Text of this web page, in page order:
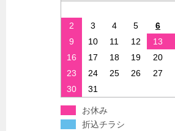
2
3 4 5 6
9
10 11 12 13
16
17 18 19 20
23
24 25 26 27
30
31
お休み
折込チラシ